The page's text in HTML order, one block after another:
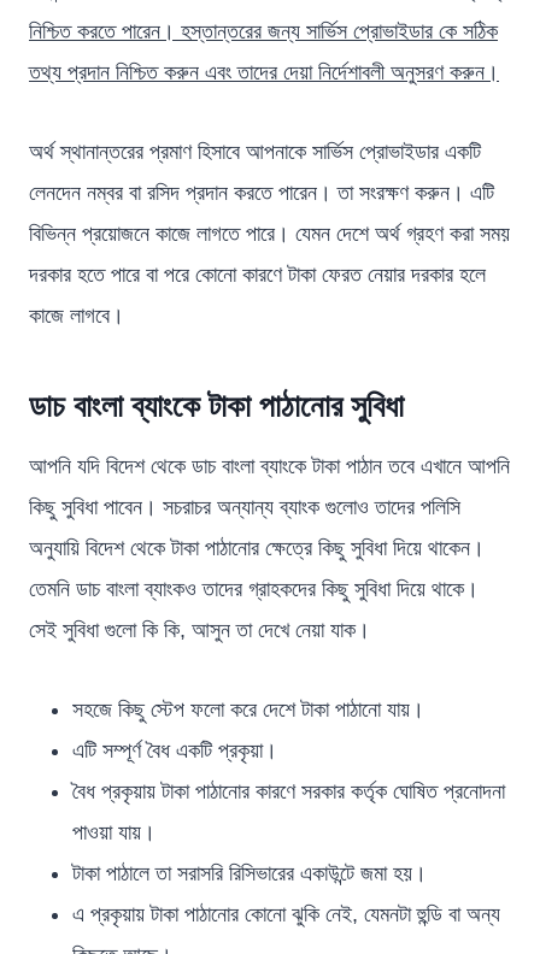
নিশ্চিত করতে পারেন। হস্তান্তরের জন্য সার্ভিস প্রোভাইডার কে সঠিক
তথ্য প্রদান নিশ্চিত করুন এবং তাদের দেয়া নির্দেশাবলী অনুসরণ করুন।
অর্থ স্থানান্তরের প্রমাণ হিসাবে আপনাকে সার্ভিস প্রোভাইডার একটি
লেনদেন নম্বর বা রসিদ প্রদান করতে পারেন। তা সংরক্ষণ করুন। এটি
বিভিন্ন প্রয়োজনে কাজে লাগতে পারে। যেমন দেশে অর্থ গ্রহণ করা সময়
দরকার হতে পারে বা পরে কোনো কারণে টাকা ফেরত নেয়ার দরকার হলে
কাজে লাগবে।
ডাচ বাংলা ব্যাংকে টাকা পাঠানোর সুবিধা
আপনি যদি বিদেশ থেকে ডাচ বাংলা ব্যাংকে টাকা পাঠান তবে এখানে আপনি
কিছু সুবিধা পাবেন। সচরাচর অন্যান্য ব্যাংক গুলোও তাদের পলিসি
অনুযায়ি বিদেশ থেকে টাকা পাঠানোর ক্ষেত্রে কিছু সুবিধা দিয়ে থাকেন।
তেমনি ডাচ বাংলা ব্যাংকও তাদের গ্রাহকদের কিছু সুবিধা দিয়ে থাকে।
সেই সুবিধা গুলো কি কি, আসুন তা দেখে নেয়া যাক।
সহজে কিছু স্টেপ ফলো করে দেশে টাকা পাঠানো যায়।
এটি সম্পূর্ণ বৈধ একটি প্রকৃয়া।
বৈধ প্রকৃয়ায় টাকা পাঠানোর কারণে সরকার কর্তৃক ঘোষিত প্রনোদনা
পাওয়া যায়।
টাকা পাঠালে তা সরাসরি রিসিভারের একাউন্টে জমা হয়।
এ প্রকৃয়ায় টাকা পাঠানোর কোনো ঝুকি নেই, যেমনটা হুন্ডি বা অন্য